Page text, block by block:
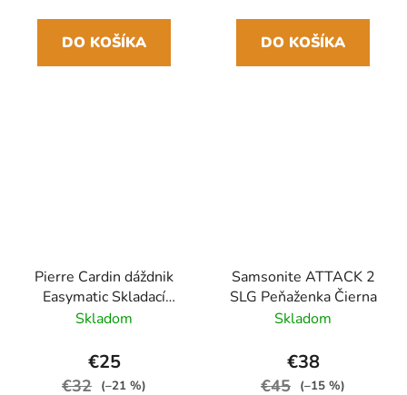
DO KOŠÍKA DO KOŠÍKA
Pierre Cardin dáždnik
Easymatic Skladací
automatický Čierny
rukoväť
Skladom
€25
€32 (–21 %)
Samsonite ATTACK 2
SLG Peňaženka Čierna
Skladom
€38
€45 (–15 %)